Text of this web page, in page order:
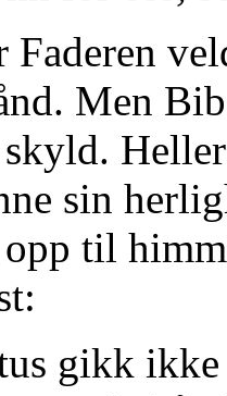
Men
sin
til
gikk